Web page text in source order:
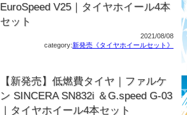
EuroSpeed V25｜タイヤホイール4本
セット
2021/08/08
category:新発売《タイヤホイールセット》
【新発売】低燃費タイヤ｜ファルケ
ン SINCERA SN832i ＆G.speed G-03
｜タイヤホイール4本セット